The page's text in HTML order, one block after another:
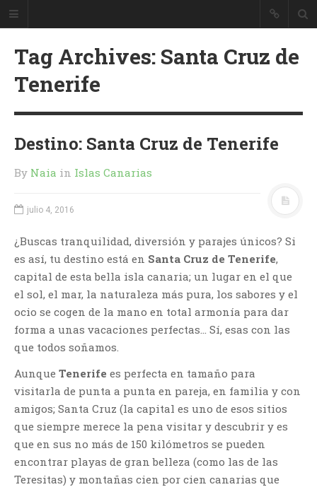
Tag Archives: Santa Cruz de
Tenerife
Destino: Santa Cruz de Tenerife
By Naia in Islas Canarias
julio 4, 2016
¿Buscas tranquilidad, diversión y parajes únicos? Si
es así, tu destino está en Santa Cruz de Tenerife,
capital de esta bella isla canaria; un lugar en el que
el sol, el mar, la naturaleza más pura, los sabores y el
ocio se cogen de la mano en total armonía para dar
forma a unas vacaciones perfectas… Sí, esas con las
que todos soñamos.
Aunque Tenerife es perfecta en tamaño para
visitarla de punta a punta en pareja, en familia y con
amigos; Santa Cruz (la capital es uno de esos sitios
que siempre merece la pena visitar y descubrir y es
que en sus no más de 150 kilómetros se pueden
encontrar playas de gran belleza (como las de las
Teresitas) y montañas cien por cien canarias que